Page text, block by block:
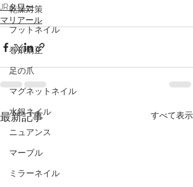
乾燥対策
フットネイル
巻爪矯正
足の爪
マグネットネイル
水銀ネイル
ニュアンス
マーブル
ミラーネイル
JRタワー
マリアール
最新記事 すべて表示